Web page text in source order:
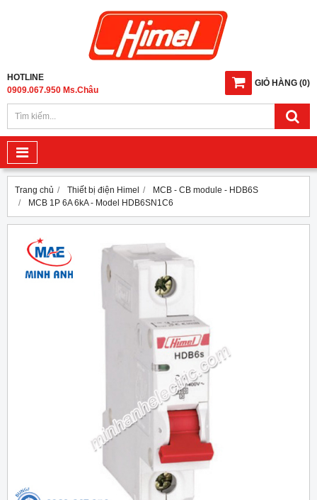
GIỎ HÀNG (0)
HOTLINE
0909.067.950 Ms.Châu
Trang chủ Thiết bị điện Himel
MCB - CB module - HDB6S
MCB 1P 6A 6kA - Model HDB6SN1C6